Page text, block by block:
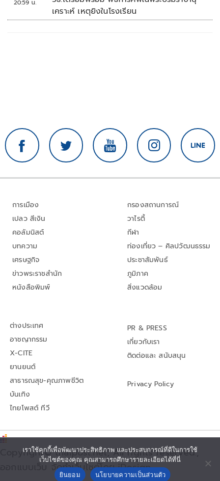
20:59 น.
เคราะห์ เหตุยิงในโรงเรียน
การเมือง
เปลว สีเงิน
คอลัมนิสต์
บทความ
เศรษฐกิจ
ข่าวพระราชสำนัก
หนังสือพิมพ์
กรองสถานการณ์
วาไรตี้
กีฬา
ท่องเที่ยว – ศิลปวัฒนธรรม
ประชาสัมพันธ์
ภูมิภาค
สิ่งแวดล้อม
ต่างประเทศ
อาชญากรรม
X-CITE
ยานยนต์
สาธารณสุข-คุณภาพชีวิต
บันเทิง
ไทยโพสต์ ทีวี
PR & PRESS
เกี่ยวกับเรา
ติดต่อและ สนับสนุน
Privacy Policy
Copyright© thaipost.net, All rights reserved.,
ออกแบบเว็บ จัดทำเว็บไซต์โดย iDesign
เราใช้คุกกี้เพื่อพัฒนาประสิทธิภาพ และประสบการณ์ที่ดีในการใช้
เว็บไซต์ของคุณ คุณสามารถศึกษารายละเอียดได้ที่นี่
ยินยอม
นโยบายความเป็นส่วนตัว